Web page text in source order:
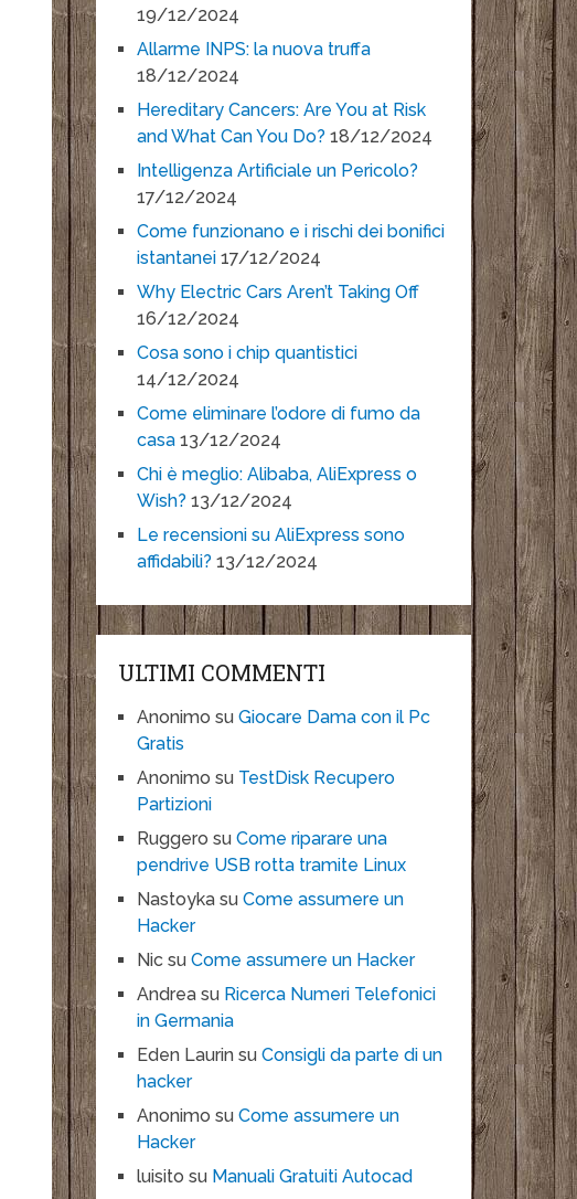
19/12/2024
Allarme INPS: la nuova truffa
18/12/2024
Hereditary Cancers: Are You at Risk
and What Can You Do? 18/12/2024
Intelligenza Artificiale un Pericolo?
17/12/2024
Come funzionano e i rischi dei bonifici
istantanei 17/12/2024
Why Electric Cars Aren’t Taking Off
16/12/2024
Cosa sono i chip quantistici
14/12/2024
Come eliminare l’odore di fumo da
casa 13/12/2024
Chi è meglio: Alibaba, AliExpress o
Wish? 13/12/2024
Le recensioni su AliExpress sono
affidabili? 13/12/2024
ULTIMI COMMENTI
Anonimo suGiocare Dama con il Pc
Gratis
Anonimo su TestDisk Recupero
Partizioni
Ruggero suCome riparare una
pendrive USB rotta tramite Linux
Nastoyka suCome assumere un
Hacker
Nic suCome assumere un Hacker
Andrea su Ricerca Numeri Telefonici
in Germania
Eden Laurin suConsigli da parte di un
hacker
Anonimo suCome assumere un
Hacker
luisito su Manuali Gratuiti Autocad